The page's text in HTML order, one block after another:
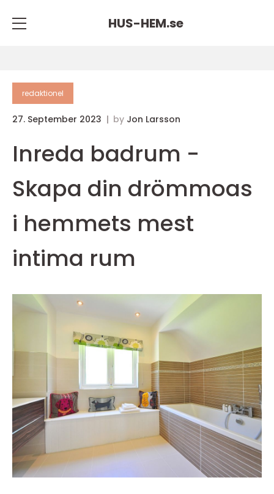
HUS-HEM.se
redaktionel
27. September 2023 by Jon Larsson
Inreda badrum -
Skapa din drömmoas
i hemmets mest
intima rum